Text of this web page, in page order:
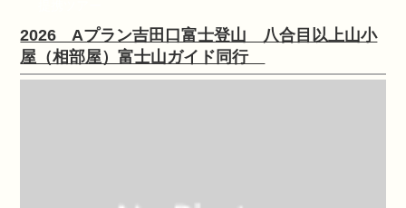
2026 Aプラン吉田口富士登山 八合目以上山小
屋（相部屋）富士山ガイド同行